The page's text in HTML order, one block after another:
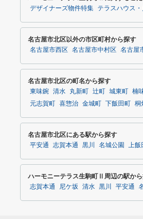
デザイナーズ物件特集 テラスハウス
名古屋市北区以外の市区町村から探す
名古屋市西区 名古屋市中村区 名古屋
名古屋市北区の町名から探す
東味鋺 清水 丸新町 辻町 城東町 楠
元志賀町
喜惣治 金城町 下飯田町 桐
名古屋市北区にある駅から探す
平安通 志賀本通 黒川 名城公園 上飯
ハーモニーテラス生駒町Ⅱ周辺の駅か
志賀本通 尼ケ坂 清水 黒川 平安通